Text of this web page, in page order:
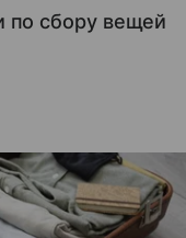
по сбору вещей